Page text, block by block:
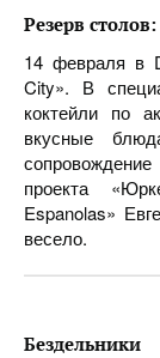
Резерв столов:
14 февраля в
City». В
коктейли по
вкусные
проекта
Espanolas»
весело.
Бездельники